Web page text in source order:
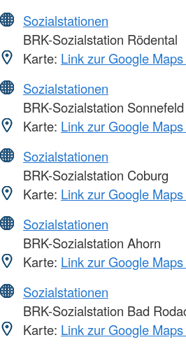
Sozialstationen
BRK-Sozialstation Rödental
Karte: Link zur Google
Sozialstationen
BRK-Sozialstation Sonnefeld
Karte: Link zur Google
Sozialstationen
BRK-Sozialstation Coburg
Karte: Link zur Google
Sozialstationen
BRK-Sozialstation Ahorn
Karte: Link zur Google
Sozialstationen
BRK-Sozialstation Bad
Karte: Link zur Google